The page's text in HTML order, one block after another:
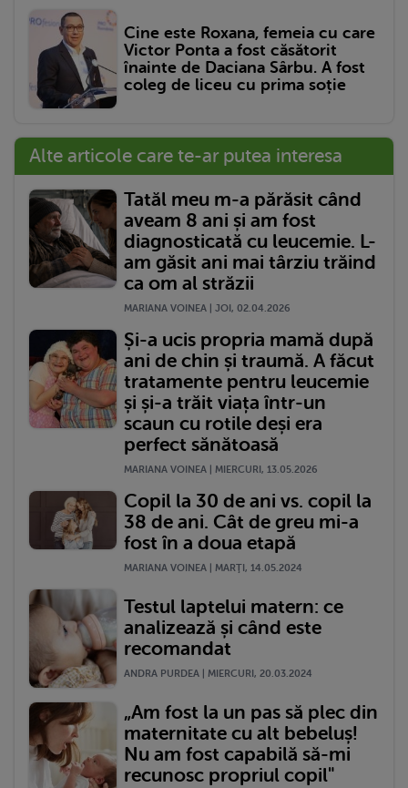
Cine este Roxana, femeia cu care
Victor Ponta a fost căsătorit
înainte de Daciana Sârbu. A fost
coleg de liceu cu prima soție
Alte articole care te-ar putea interesa
Tatăl meu m-a părăsit când
aveam 8 ani și am fost
diagnosticată cu leucemie. L-
am găsit ani mai târziu trăind
ca om al străzii
MARIANA VOINEA | JOI, 02.04.2026
Și-a ucis propria mamă după
ani de chin și traumă. A făcut
tratamente pentru leucemie
și și-a trăit viața într-un
scaun cu rotile deși era
perfect sănătoasă
MARIANA VOINEA | MIERCURI, 13.05.2026
Copil la 30 de ani vs. copil la
38 de ani. Cât de greu mi-a
fost în a doua etapă
MARIANA VOINEA | MARŢI, 14.05.2024
Testul laptelui matern: ce
analizează și când este
recomandat
ANDRA PURDEA | MIERCURI, 20.03.2024
„Am fost la un pas să plec din
maternitate cu alt bebeluș!
Nu am fost capabilă să-mi
recunosc propriul copil"